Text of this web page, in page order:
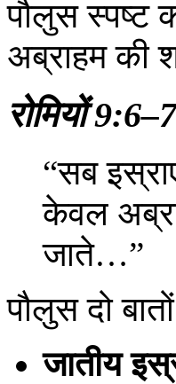
पौलुस स्पष्ट
अब्राहम की
रोमियों
“सब
केवल
जाते…”
पौलुस दो
जातीय